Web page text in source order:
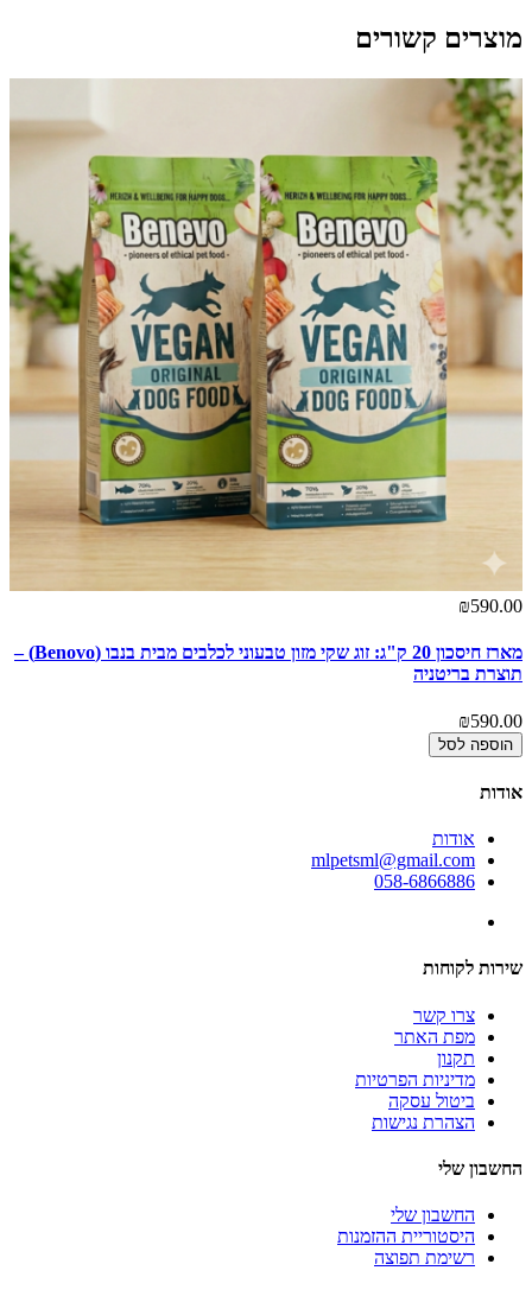
מוצרים קשורים
₪590.00
מארז חיסכון 20 ק"ג: זוג שקי מזון טבעוני לכלבים מבית בנבו (Benovo) –
תוצרת בריטניה
₪590.00
הוספה לסל
אודות
אודות
mlpetsml@gmail.com
058-6866886
שירות לקוחות
צרו קשר
מפת האתר
תקנון
מדיניות הפרטיות
ביטול עסקה
הצהרת נגישות
החשבון שלי
החשבון שלי
היסטוריית ההזמנות
רשימת תפוצה